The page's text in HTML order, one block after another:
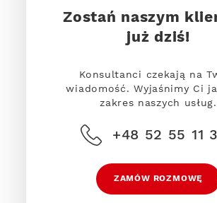
Zostań naszym
już dziś!
Konsultanci czekają na
wiadomość. Wyjaśnimy Ci
zakres naszych usług.
+48 52 55 11
ZAMÓW ROZMOWĘ